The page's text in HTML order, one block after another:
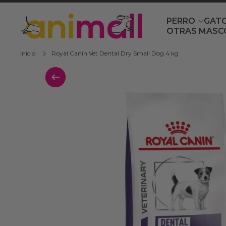
Ir directamente al contenido
PERRO
OTRAS
Inicio Royal Canin Vet Dental Dry Small Dog 4 kg